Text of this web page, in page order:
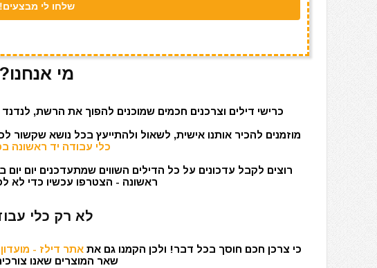
מי אנחנו?
כרישי דילים וצרכנים חכמים שמוכנים להפוך את הרשת,
מוזמנים להכיר אותנו אישית, לשאול ולהתייעץ בכל נושא שקשור
כלי עבודה יד ראשונה
רוצים לקבל עדכונים על כל הדילים השווים שמתעדכנים יום
ראשונה - הצטרפו עכשיו כדי לא
לא רק כלי
כי צרכן חכם חוסך בכל דבר! ולכן הקמנו גם את אתר דילז -
שאר המוצרים שאנו